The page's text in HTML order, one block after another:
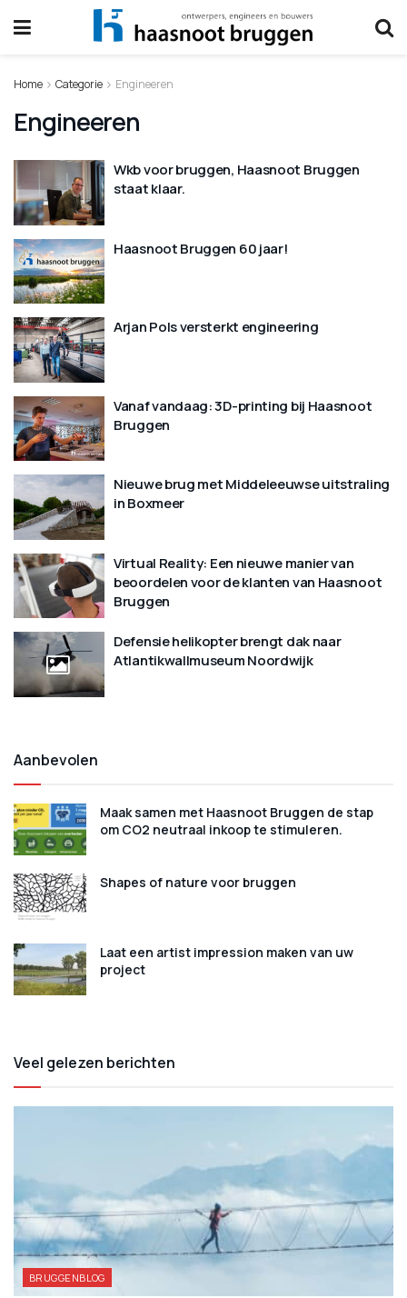
Home Categorie Engineeren
Engineeren
Wkb voor bruggen, Haasnoot Bruggen
staat klaar.
Haasnoot Bruggen 60 jaar!
Arjan Pols versterkt engineering
Vanaf vandaag: 3D-printing bij Haasnoot
Bruggen
Nieuwe brug met Middeleeuwse uitstraling
in Boxmeer
Virtual Reality: Een nieuwe manier van
beoordelen voor de klanten van Haasnoot
Bruggen
Defensie helikopter brengt dak naar
Atlantikwallmuseum Noordwijk
Aanbevolen
Maak samen met Haasnoot Bruggen de stap
om CO2 neutraal inkoop te stimuleren.
Shapes of nature voor bruggen
Laat een artist impression maken van uw
project
Veel gelezen berichten
BRUGGENBLOG